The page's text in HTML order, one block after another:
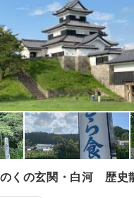
のくの玄関・白河 歴史